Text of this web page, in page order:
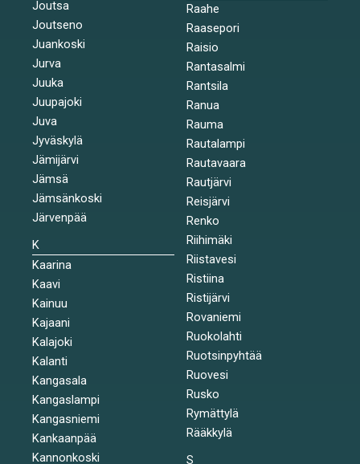
Joutsa
Joutseno
Juankoski
Jurva
Juuka
Juupajoki
Juva
Jyväskylä
Jämijärvi
Jämsä
Jämsänkoski
Järvenpää
K
Kaarina
Kaavi
Kainuu
Kajaani
Kalajoki
Kalanti
Kangasala
Kangaslampi
Kangasniemi
Kankaanpää
Kannonkoski
Raahe
Raasepori
Raisio
Rantasalmi
Rantsila
Ranua
Rauma
Rautalampi
Rautavaara
Rautjärvi
Reisjärvi
Renko
Riihimäki
Riistavesi
Ristiina
Ristijärvi
Rovaniemi
Ruokolahti
Ruotsinpyhtää
Ruovesi
Rusko
Rymättylä
Rääkkylä
S